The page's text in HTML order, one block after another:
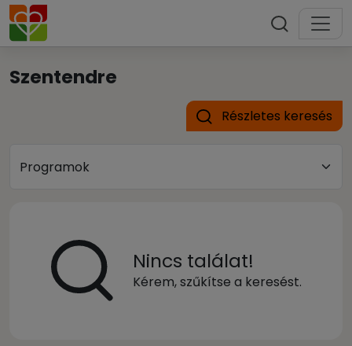
Szentendre
Részletes keresés
Nincs találat!
Kérem, szűkítse a keresést.